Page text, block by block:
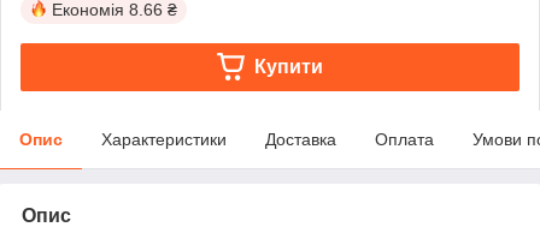
Економія 8.66 ₴
Купити
Опис Характеристики Доставка Оплата Умови
Опис